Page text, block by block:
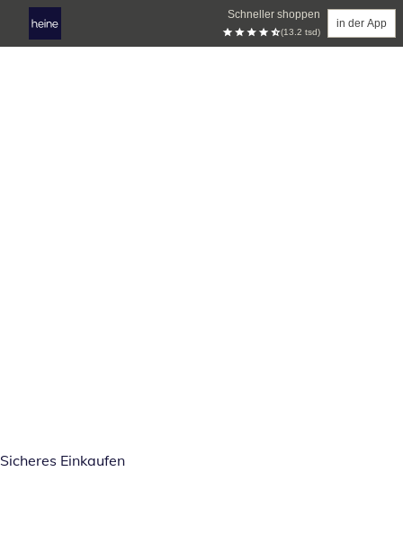
Schneller shoppen
(13.2 tsd)
in der App
Sicheres Einkaufen